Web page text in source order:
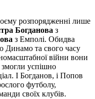
розпорядженні лише
Богданова з
з Емполі. Обидва
Динамо та свого часу
війни вони
успішно
І Богданов, і Попов
футболу,
своїх клубів.